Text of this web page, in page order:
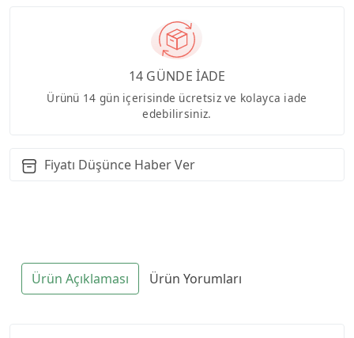
14 GÜNDE İADE
Ürünü 14 gün içerisinde ücretsiz ve kolayca iade
edebilirsiniz.
Fiyatı Düşünce Haber Ver
Ürün Açıklaması Ürün Yorumları